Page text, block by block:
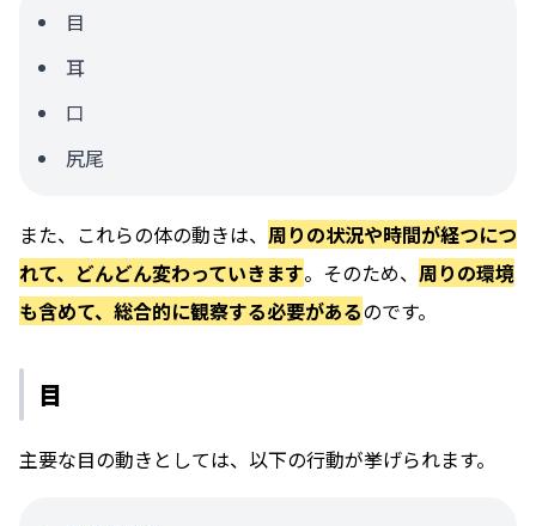
目
耳
口
尻尾
また、これらの体の動きは、 周りの状況や時間が経つにつ
れて、どんどん変わっていきます。そのため、 周りの環境
も含めて、総合的に観察する必要があるのです。
目
主要な目の動きとしては、以下の行動が挙げられます。